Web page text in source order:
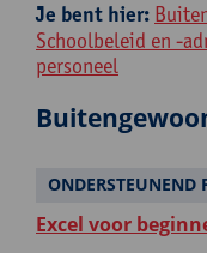
Je bent hier:
Schoolbeleid en -
personeel
ONDERSTEUNEND
Excel voor